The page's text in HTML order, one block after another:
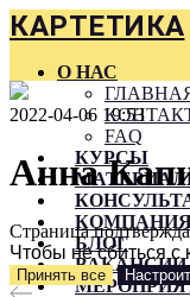
КАРТЕТИКА
О НАС
FAQ
КУРСЫ
БЛОГ
ВАКАНСИИ
2022-04-06 19:53
Анна
Страница
Чтобы не сбиться
Принять все